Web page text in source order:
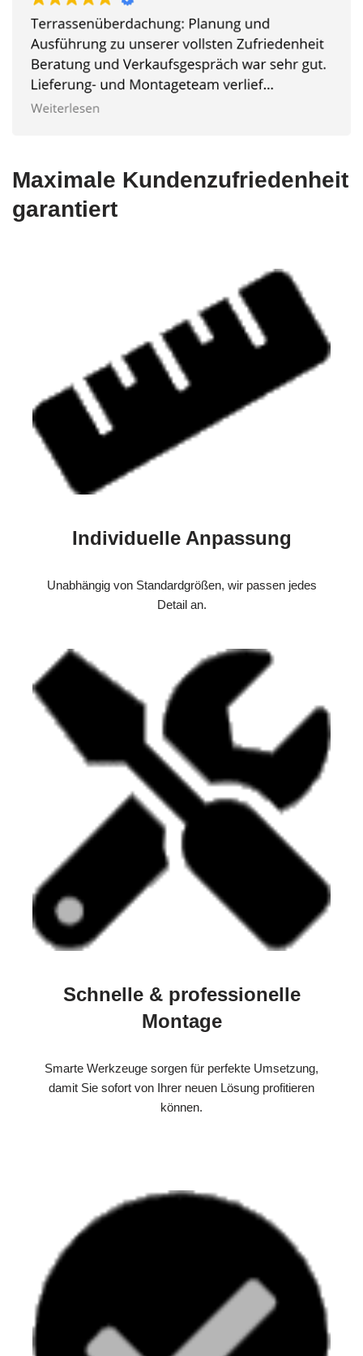
Maximale Kundenzufriedenheit
garantiert
Individuelle Anpassung
Unabhängig von Standardgrößen, wir passen jedes
Detail an.
Schnelle & professionelle
Montage
Smarte Werkzeuge sorgen für perfekte Umsetzung,
damit Sie sofort von Ihrer neuen Lösung profitieren
können.